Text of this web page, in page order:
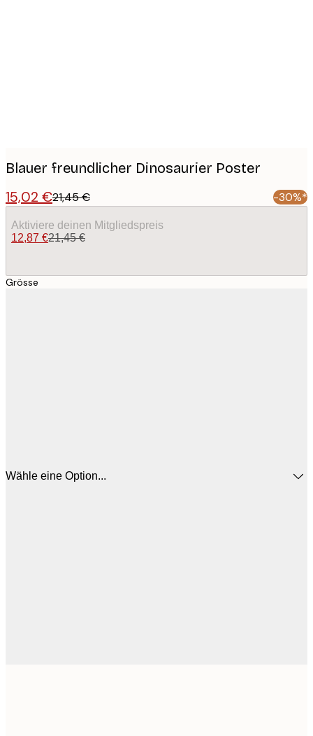
Blauer freundlicher Dinosaurier Poster
15,02 €21,45 € -30%*
Aktiviere deinen Mitgliedspreis
12,87 €21,45 €
Grösse
Wähle eine Option...